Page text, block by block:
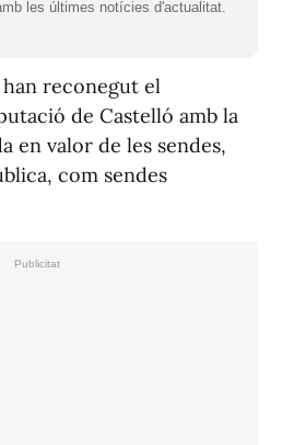
les últimes notícies d'actualitat.
han reconegut el
de Castelló amb la
en valor de les sendes,
com sendes